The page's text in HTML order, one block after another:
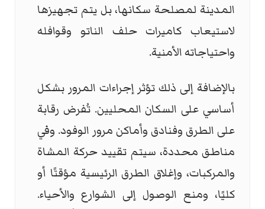
المدينة لمصلحة سكانها، بل يتم تجهيزها
لاستيعاب كاميرات حلف الناتو وقوافله
واحتياجاته الأمنية.
بالإضافة إلى ذلك تؤثر إجراءات المرور بشكل
أساسي على السكان المحليين. تُفرض رقابة
على الطرق وفنادق وأماكن مرور الوفود. وفي
مناطق محددة، سيتم تقييد حركة المشاة
والمركبات، وإغلاق الطرق الرئيسية مؤقتًا أو
كليًا، ومنع الوصول إلى الشوارع والأحياء.